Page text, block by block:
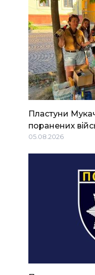
Пластуни
поранених
05.08.2026